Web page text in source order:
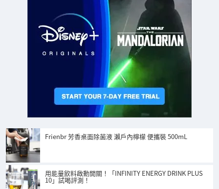
Frienbr 芳香桌面除菌液 瀨戶內檸檬 便攜裝 500mL
用能量飲料啟動開關！「INFINITY ENERGY DRINK PLUS
10」試喝評測！